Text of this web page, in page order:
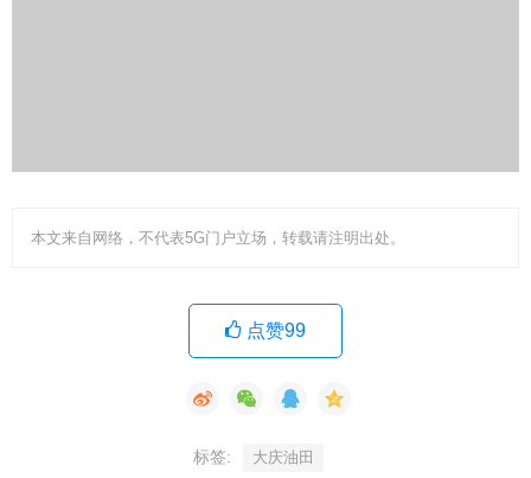
本文来自网络，不代表5G门户立场，转载请注明出处。
点赞99
标签: 大庆油田